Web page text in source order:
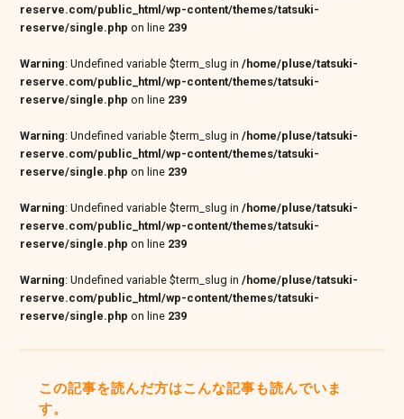
reserve.com/public_html/wp-content/themes/tatsuki-
reserve/single.php on line 239
Warning: Undefined variable $term_slug in/home/pluse/tatsuki-
reserve.com/public_html/wp-content/themes/tatsuki-
reserve/single.php on line 239
Warning: Undefined variable $term_slug in/home/pluse/tatsuki-
reserve.com/public_html/wp-content/themes/tatsuki-
reserve/single.php on line 239
Warning: Undefined variable $term_slug in/home/pluse/tatsuki-
reserve.com/public_html/wp-content/themes/tatsuki-
reserve/single.php on line 239
Warning: Undefined variable $term_slug in/home/pluse/tatsuki-
reserve.com/public_html/wp-content/themes/tatsuki-
reserve/single.php on line 239
この記事を読んだ方はこんな記事も読んでいま
す。